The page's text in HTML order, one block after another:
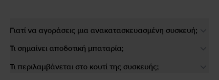
Γιατί να αγοράσεις μια ανακατασκευασμένη συσκευή;
Τι σημαίνει αποδοτική μπαταρία;
Τι περιλαμβάνεται στο κουτί της συσκευής;